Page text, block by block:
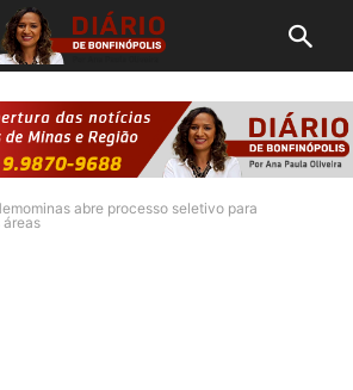
abre processo seletivo para
áreas